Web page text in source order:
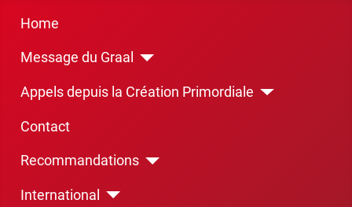
Home
Message du Graal
Appels depuis la Création Primordiale
Contact
Recommandations
International